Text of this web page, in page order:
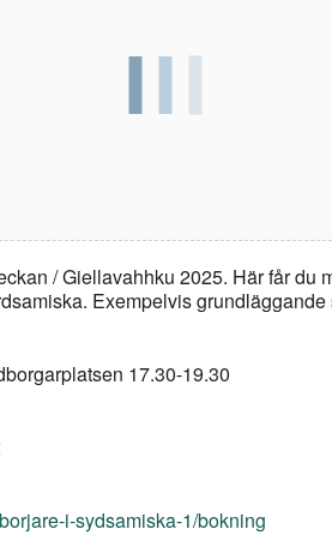
/ Giellavahhku 2025. Här får
Exempelvis
17.30-19.30
i-sydsamiska-1/bokning